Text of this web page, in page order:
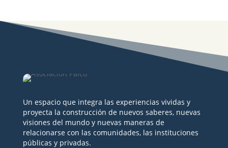
Un espacio que integra las experiencias vividas y
proyecta la construcción de nuevos saberes, nuevas
visiones del mundo y nuevas maneras de
relacionarse con las comunidades, las instituciones
públicas y privadas.